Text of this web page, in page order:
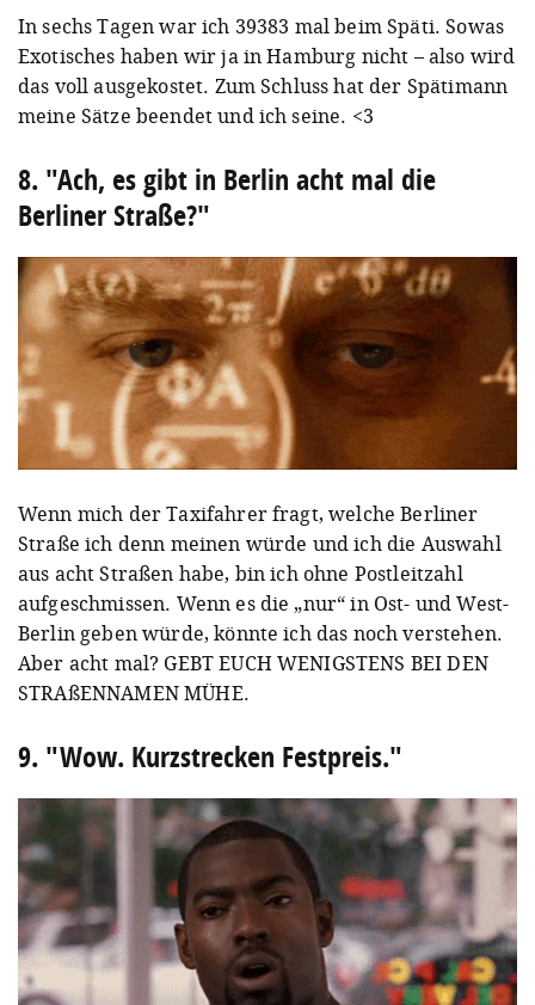
In sechs Tagen war ich 39383 mal beim Späti. Sowas
Exotisches haben wir ja in Hamburg nicht – also wird
das voll ausgekostet. Zum Schluss hat der Spätimann
meine Sätze beendet und ich seine. <3
8. "Ach, es gibt in Berlin acht mal die
Berliner Straße?"
Wenn mich der Taxifahrer fragt, welche Berliner
Straße ich denn meinen würde und ich die Auswahl
aus acht Straßen habe, bin ich ohne Postleitzahl
aufgeschmissen. Wenn es die „nur“ in Ost- und West-
Berlin geben würde, könnte ich das noch verstehen.
Aber acht mal? GEBT EUCH WENIGSTENS BEI DEN
STRAßENNAMEN MÜHE.
9. "Wow. Kurzstrecken Festpreis."